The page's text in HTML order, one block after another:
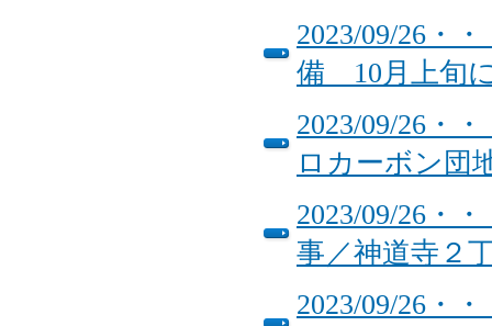
2023/09/26・
備 10月上旬
2023/09/26・
ロカーボン団
2023/09/26・
事／神道寺２
2023/09/26・